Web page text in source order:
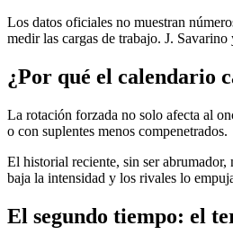
Los datos oficiales no muestran
medir las cargas de trabajo. J.
¿Por qué el calendario
La rotación forzada no solo afecta al
o con suplentes menos compenetrados.
El historial reciente, sin ser
baja la intensidad y los rivales lo
El segundo tiempo: el